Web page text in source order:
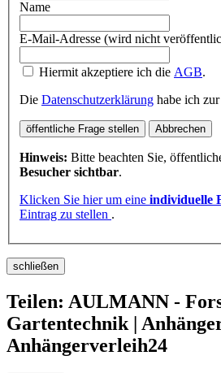
Name
E-Mail-Adresse (wird nicht
Hiermit akzeptiere ich die AGB.
Die Datenschutzerklärung habe ich
öffentliche Frage stellen Abbrechen
Hinweis: Bitte beachten Sie,
Besucher sichtbar.
Klicken Sie hier um eine individuelle
Eintrag zu stellen .
schließen
Teilen: AULMANN -
Gartentechnik |
Anhängerverleih24